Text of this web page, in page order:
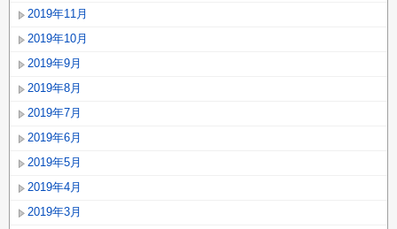
2019年11月
2019年10月
2019年9月
2019年8月
2019年7月
2019年6月
2019年5月
2019年4月
2019年3月